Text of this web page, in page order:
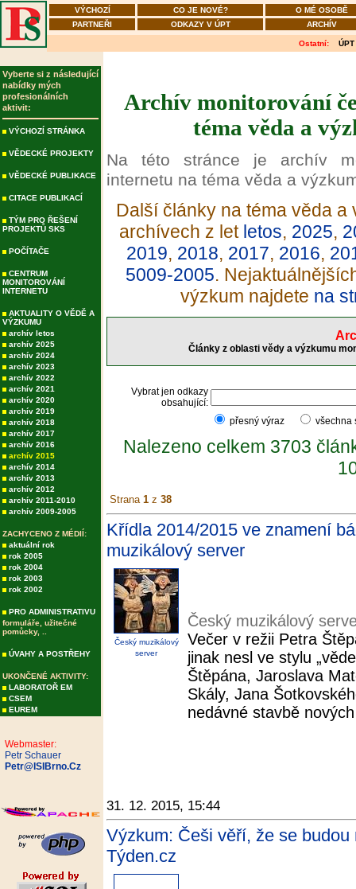
VÝCHOZÍ CO JE NOVÉ?
O MÉ OSOBĚ
PARTNEŘI
ODKAZY V ÚPT ARCHÍV
Ostatní: ÚPT
Vyberte si z následující
nabídky mých
profesionálních
aktivit:
VÝCHOZÍ STRÁNKA
VĚDECKÉ PROJEKTY
VĚDECKÉ PUBLIKACE
CITACE PUBLIKACÍ
TÝM PRO ŘEŠENÍ
PROJEKTŮ SKS
POČÍTAČE
CENTRUM
MONITOROVÁNÍ
INTERNETU
AKTUALITY O VĚDĚ A
VÝZKUMU
archív letos
archív 2025
archív 2024
archív 2023
archív 2022
archív 2021
archív 2020
archív 2019
archív 2018
archív 2017
archív 2016
archív 2015
archív 2014
archív 2013
archív 2012
archív 2011-2010
archív 2009-2005
ZACHYCENO Z MÉDIÍ:
aktuální rok
rok 2005
rok 2004
rok 2003
rok 2002
PRO ADMINISTRATIVU
formuláře, užitečné
pomůcky, ..
ÚVAHY A POSTŘEHY
UKONČENÉ AKTIVITY:
LABORATOŘ EM
CSEM
EUREM
Webmaster:
Petr Schauer
Petr@ISIBrno.Cz
Archív monitorování
téma věda a
Na této stránce je archív
internetu na téma věda a
Další články na téma věda
archívech z let letos, 2025,
2019, 2018, 2017, 2016,
5009-2005.
výzkum najdete na
Články z oblasti vědy a výzkumu
Vybrat jen odkazy
obsahující:
přesný výraz
Nalezeno celkem 3703
Strana 1 z 38
Křídla 2014/2015 ve znamení
muzikálový server
Český muzikálový
server
Český muzikálový
Večer v režii Petra
jinak nesl ve stylu
Štěpána, Jaroslava
Skály, Jana
nedávné stavbě
31. 12. 2015, 15:44
Výzkum: Češi věří, že se
Týden.cz